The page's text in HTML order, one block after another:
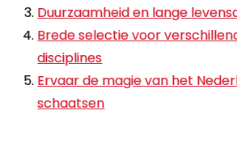
Duurzaamheid en lange
Brede selectie voor
disciplines
Ervaar de magie van het
schaatsen